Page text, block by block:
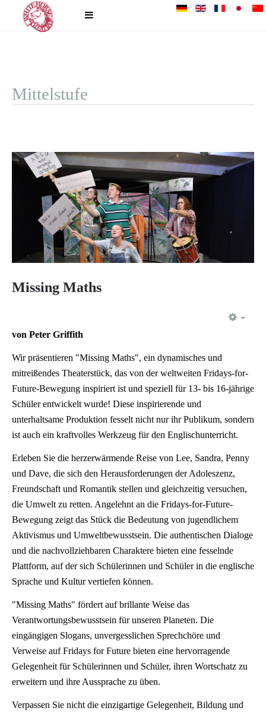
Mittelstufe
Missing Maths
von Peter Griffith
Wir präsentieren "Missing Maths", ein dynamisches und
mitreißendes Theaterstück, das von der weltweiten Fridays-for-
Future-Bewegung inspiriert ist und speziell für 13- bis 16-jährige
Schüler entwickelt wurde! Diese inspirierende und
unterhaltsame Produktion fesselt nicht nur ihr Publikum, sondern
ist auch ein kraftvolles Werkzeug für den Englischunterricht.
Erleben Sie die herzerwärmende Reise von Lee, Sandra, Penny
und Dave, die sich den Herausforderungen der Adoleszenz,
Freundschaft und Romantik stellen und gleichzeitig versuchen,
die Umwelt zu retten. Angelehnt an die Fridays-for-Future-
Bewegung zeigt das Stück die Bedeutung von jugendlichem
Aktivismus und Umweltbewusstsein. Die authentischen Dialoge
und die nachvollziehbaren Charaktere bieten eine fesselnde
Plattform, auf der sich Schülerinnen und Schüler in die englische
Sprache und Kultur vertiefen können.
"Missing Maths" fördert auf brillante Weise das
Verantwortungsbewusstsein für unseren Planeten. Die
eingängigen Slogans, unvergesslichen Sprechchöre und
Verweise auf Fridays for Future bieten eine hervorragende
Gelegenheit für Schülerinnen und Schüler, ihren Wortschatz zu
erweitern und ihre Aussprache zu üben.
Verpassen Sie nicht die einzigartige Gelegenheit, Bildung und